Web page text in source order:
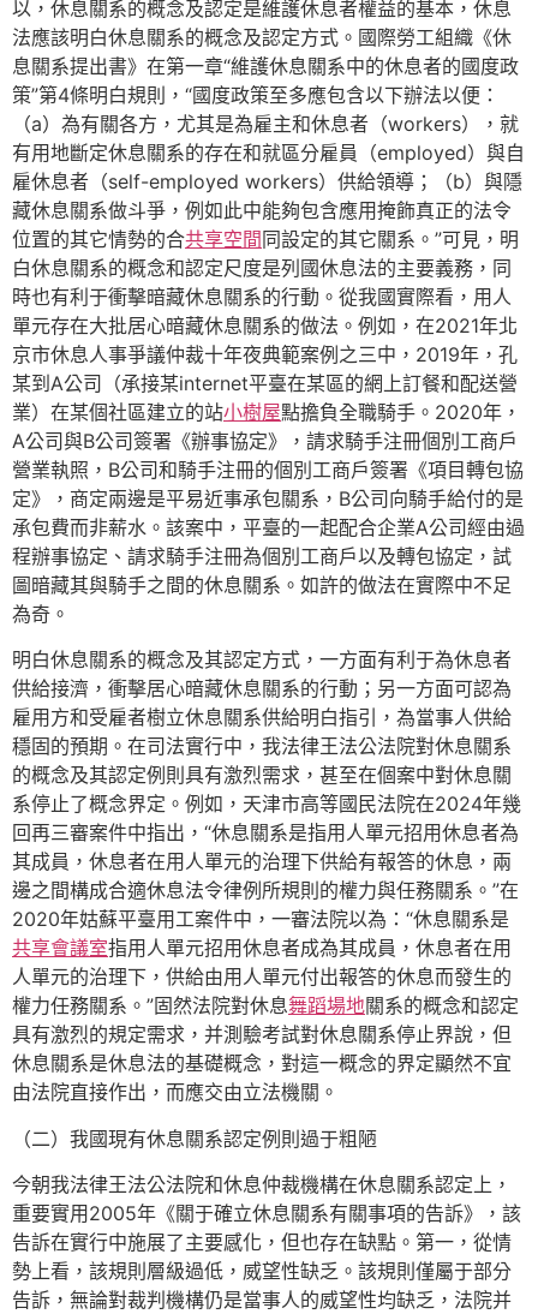
以，休息關系的概念及認定是維護休息者權益的基本，休息
法應該明白休息關系的概念及認定方式。國際勞工組織《休
息關系提出書》在第一章“維護休息關系中的休息者的國度政
策”第4條明白規則，“國度政策至多應包含以下辦法以便：
（a）為有關各方，尤其是為雇主和休息者（workers），就
有用地斷定休息關系的存在和就區分雇員（employed）與自
雇休息者（self-employed workers）供給領導；（b）與隱
藏休息關系做斗爭，例如此中能夠包含應用掩飾真正的法令
位置的其它情勢的合共享空間同設定的其它關系。”可見，明
白休息關系的概念和認定尺度是列國休息法的主要義務，同
時也有利于衝擊暗藏休息關系的行動。從我國實際看，用人
單元存在大批居心暗藏休息關系的做法。例如，在2021年北
京市休息人事爭議仲裁十年夜典範案例之三中，2019年，孔
某到A公司（承接某internet平臺在某區的網上訂餐和配送營
業）在某個社區建立的站小樹屋點擔負全職騎手。2020年，
A公司與B公司簽署《辦事協定》，請求騎手注冊個別工商戶
營業執照，B公司和騎手注冊的個別工商戶簽署《項目轉包協
定》，商定兩邊是平易近事承包關系，B公司向騎手給付的是
承包費而非薪水。該案中，平臺的一起配合企業A公司經由過
程辦事協定、請求騎手注冊為個別工商戶以及轉包協定，試
圖暗藏其與騎手之間的休息關系。如許的做法在實際中不足
為奇。
明白休息關系的概念及其認定方式，一方面有利于為休息者
供給接濟，衝擊居心暗藏休息關系的行動；另一方面可認為
雇用方和受雇者樹立休息關系供給明白指引，為當事人供給
穩固的預期。在司法實行中，我法律王法公法院對休息關系
的概念及其認定例則具有激烈需求，甚至在個案中對休息關
系停止了概念界定。例如，天津市高等國民法院在2024年幾
回再三審案件中指出，“休息關系是指用人單元招用休息者為
其成員，休息者在用人單元的治理下供給有報答的休息，兩
邊之間構成合適休息法令律例所規則的權力與任務關系。”在
2020年姑蘇平臺用工案件中，一審法院以為：“休息關系是
共享會議室指用人單元招用休息者成為其成員，休息者在用
人單元的治理下，供給由用人單元付出報答的休息而發生的
權力任務關系。”固然法院對休息舞蹈場地關系的概念和認定
具有激烈的規定需求，并測驗考試對休息關系停止界說，但
休息關系是休息法的基礎概念，對這一概念的界定顯然不宜
由法院直接作出，而應交由立法機關。
（二）我國現有休息關系認定例則過于粗陋
今朝我法律王法公法院和休息仲裁機構在休息關系認定上，
重要實用2005年《關于確立休息關系有關事項的告訴》，該
告訴在實行中施展了主要感化，但也存在缺點。第一，從情
勢上看，該規則層級過低，威望性缺乏。該規則僅屬于部分
告訴，無論對裁判機構仍是當事人的威望性均缺乏，法院并